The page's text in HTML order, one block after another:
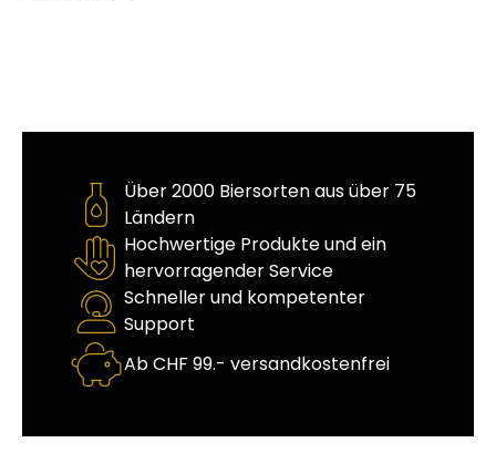
Über 2000 Biersorten aus über 75
Ländern
Hochwertige Produkte und ein
hervorragender Service
Schneller und kompetenter
Support
Ab CHF 99.- versandkostenfrei